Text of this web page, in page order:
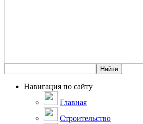
Навигация по сайту
Главная
Строительство